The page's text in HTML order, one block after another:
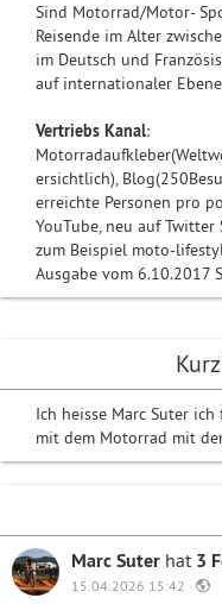
Ich heisse Marc Suter
mit dem Motorrad mit
Marc Suter hat 3
15.04.2026 15:42 ·
Sind Motorrad/Motor-
Reisende im Alter
im Deutsch und
auf internationaler
Vertriebs Kanal:
ersichtlich),
erreichte Personen pro
YouTube, neu auf
zum Beispiel moto-
Ausgabe vom 6.10.2017